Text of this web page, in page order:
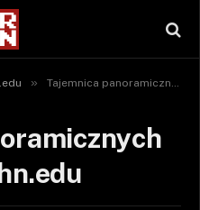
» Tajemnica panoramicznych DOS-ówek | arhn.edu